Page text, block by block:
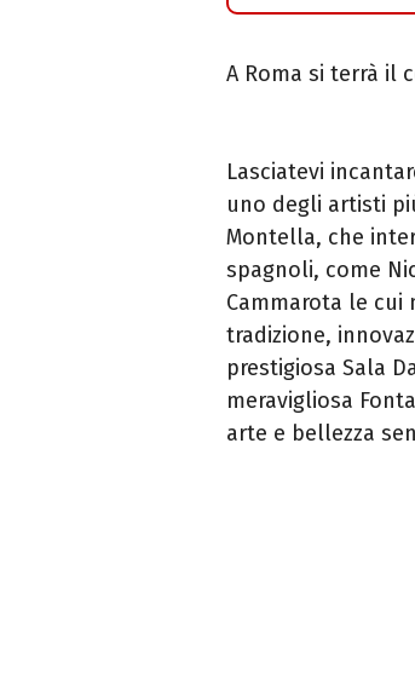
A Roma si terrà il
Lasciatevi
uno degli artisti
Montella, che
spagnoli, come
Cammarota le
tradizione,
prestigiosa Sala
meravigliosa
arte e bellezza